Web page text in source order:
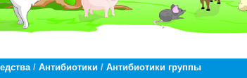
/ Антибиотики / Антибиотики группы